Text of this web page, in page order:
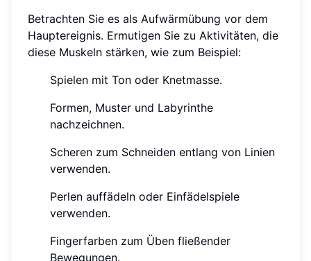
Betrachten Sie es als Aufwärmübung vor dem
Hauptereignis. Ermutigen Sie zu Aktivitäten, die
diese Muskeln stärken, wie zum Beispiel:
Spielen mit Ton oder Knetmasse.
Formen, Muster und Labyrinthe
nachzeichnen.
Scheren zum Schneiden entlang von Linien
verwenden.
Perlen auffädeln oder Einfädelspiele
verwenden.
Fingerfarben zum Üben fließender
Bewegungen.